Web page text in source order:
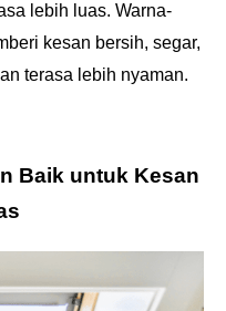
lebih luas. Warna-
kesan bersih, segar,
terasa lebih nyaman.
Baik untuk Kesan